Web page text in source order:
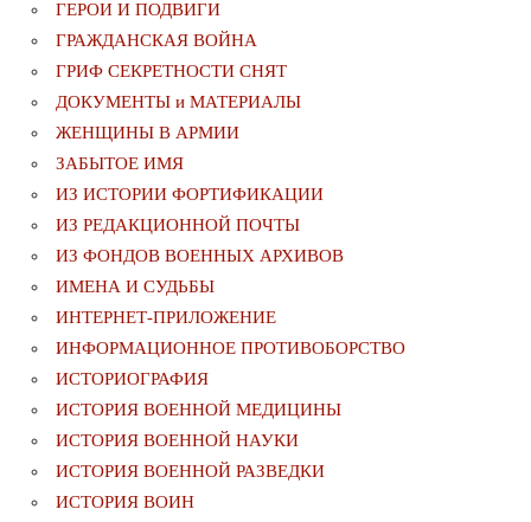
ГЕРОИ И ПОДВИГИ
ГРАЖДАНСКАЯ ВОЙНА
ГРИФ СЕКРЕТНОСТИ СНЯТ
ДОКУМЕНТЫ и МАТЕРИАЛЫ
ЖЕНЩИНЫ В АРМИИ
ЗАБЫТОЕ ИМЯ
ИЗ ИСТОРИИ ФОРТИФИКАЦИИ
ИЗ РЕДАКЦИОННОЙ ПОЧТЫ
ИЗ ФОНДОВ ВОЕННЫХ АРХИВОВ
ИМЕНА И СУДЬБЫ
ИНТЕРНЕТ-ПРИЛОЖЕНИЕ
ИНФОРМАЦИОННОЕ ПРОТИВОБОРСТВО
ИСТОРИОГРАФИЯ
ИСТОРИЯ ВОЕННОЙ МЕДИЦИНЫ
ИСТОРИЯ ВОЕННОЙ НАУКИ
ИСТОРИЯ ВОЕННОЙ РАЗВЕДКИ
ИСТОРИЯ ВОИН